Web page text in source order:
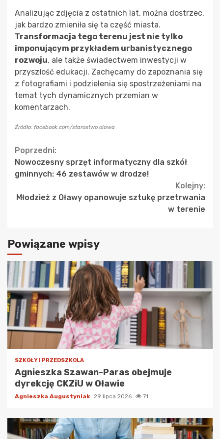
Analizując zdjęcia z ostatnich lat, można dostrzec,
jak bardzo zmieniła się ta część miasta.
Transformacja tego terenu jest nie tylko
imponującym przykładem urbanistycznego
rozwoju, ale także świadectwem inwestycji w
przyszłość edukacji. Zachęcamy do zapoznania się
z fotografiami i podzielenia się spostrzeżeniami na
temat tych dynamicznych przemian w
komentarzach.
Źródło: facebook.com/starostwo.olawa
Continue
Reading
Poprzedni:
Nowoczesny sprzęt informatyczny dla szkół
gminnych: 46 zestawów w drodze!
Kolejny:
Młodzież z Oławy opanowuje sztukę przetrwania
w terenie
Powiązane wpisy
SZKOŁY I PRZEDSZKOLA
Agnieszka Szawan-Paras obejmuje
dyrekcję CKZiU w Oławie
Agnieszka Augustyniak 29 lipca 2026 71